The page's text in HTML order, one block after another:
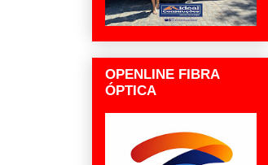
OPENLINE FIBRA
ÓPTICA